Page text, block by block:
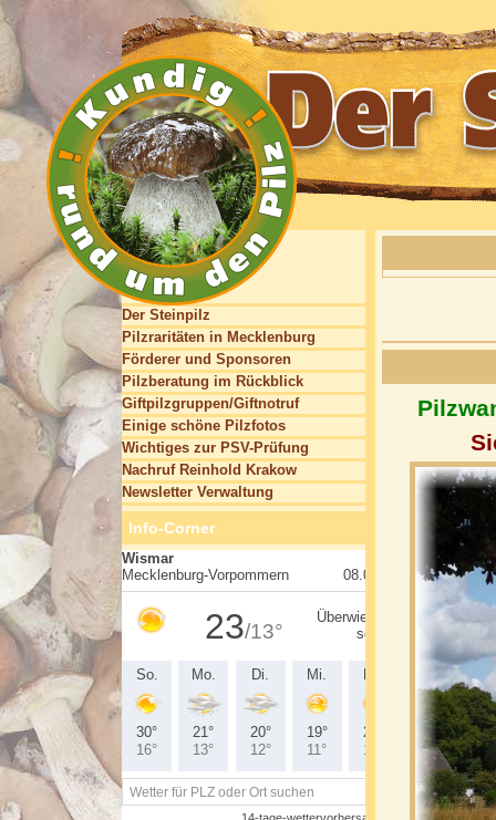
Der Steinpilz
Pilzraritäten in Mecklenburg
Förderer und Sponsoren
Pilzberatung im Rückblick
Giftpilzgruppen/Giftnotruf
Einige schöne Pilzfotos
Wichtiges zur PSV-Prüfung
Nachruf Reinhold Krakow
Newsletter Verwaltung
Info-Corner